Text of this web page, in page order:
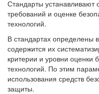
Стандарты
требований и оценке
технологий.
В стандартах определены
содержится их
критерии и уровни
технологий. По этим
использования средств
защиты.